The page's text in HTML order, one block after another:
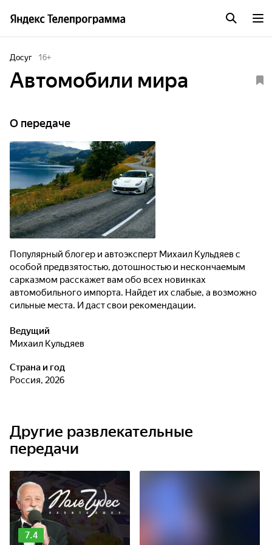
Досуг 16+
Автомобили мира
О передаче
Популярный блогер и автоэксперт Михаил Кульдяев с
особой предвзятостью, дотошностью и нескончаемым
сарказмом расскажет вам обо всех новинках
автомобильного импорта. Найдет их слабые, а возможно
сильные места. И даст свои рекомендации.
Ведущий
Михаил Кульдяев
Страна и год
Россия, 2026
Другие развлекательные
передачи
7.4